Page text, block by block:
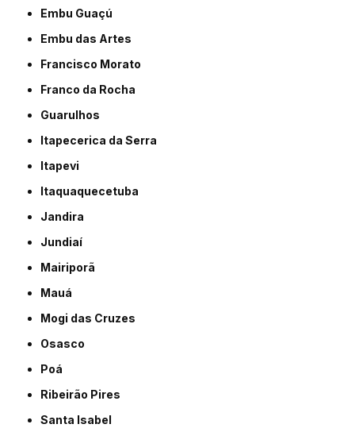
Embu Guaçú
Embu das Artes
Francisco Morato
Franco da Rocha
Guarulhos
Itapecerica da Serra
Itapevi
Itaquaquecetuba
Jandira
Jundiaí
Mairiporã
Mauá
Mogi das Cruzes
Osasco
Poá
Ribeirão Pires
Santa Isabel